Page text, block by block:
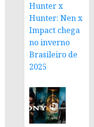
Hunter x
Hunter: Nen x
Impact chega
no inverno
Brasileiro de
2025